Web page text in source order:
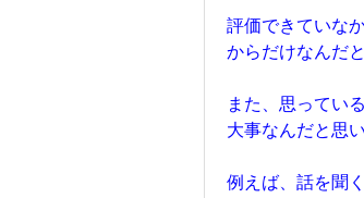
評価できていな
からだけなんだ
また、思ってい
大事なんだと思
例えば、話を聞